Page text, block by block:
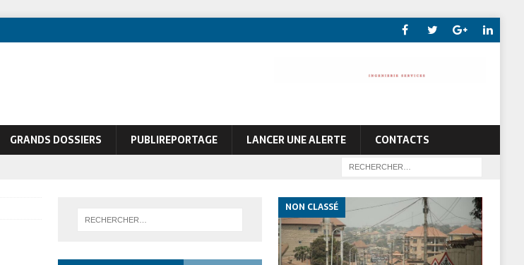
GRANDS DOSSIERS PUBLIREPORTAGE LANCER UNE ALERTE CONTACTS
NON CLASSÉ